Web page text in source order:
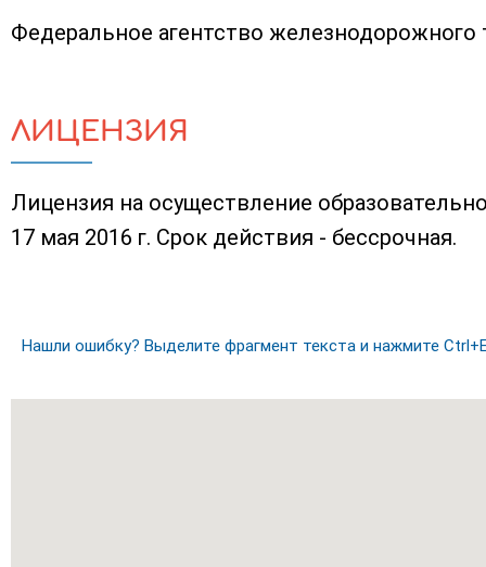
Федеральное агентство
ЛИЦЕНЗИЯ
Лицензия на осуществление
17 мая 2016 г. Срок действия - бессрочная.
Нашли ошибку? Выделите фрагмент текста и нажмите